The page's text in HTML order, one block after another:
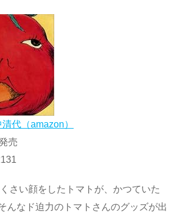
代（amazon）
売
さい顔をしたトマトが、かつていた
んなド迫力のトマトさんのグッズが出